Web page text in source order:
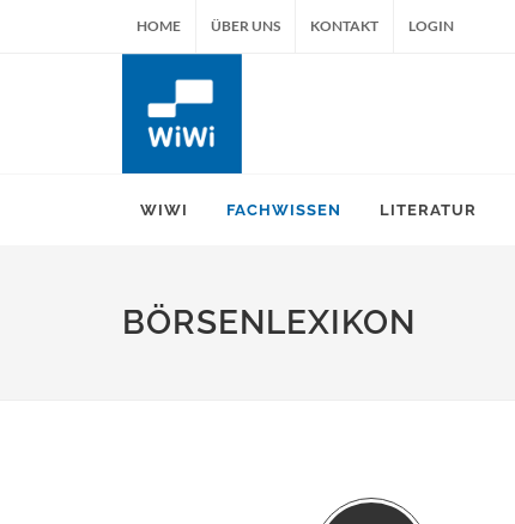
HOME ÜBER UNS KONTAKT LOGIN
WIWI FACHWISSEN LITERATUR
BÖRSENLEXIKON